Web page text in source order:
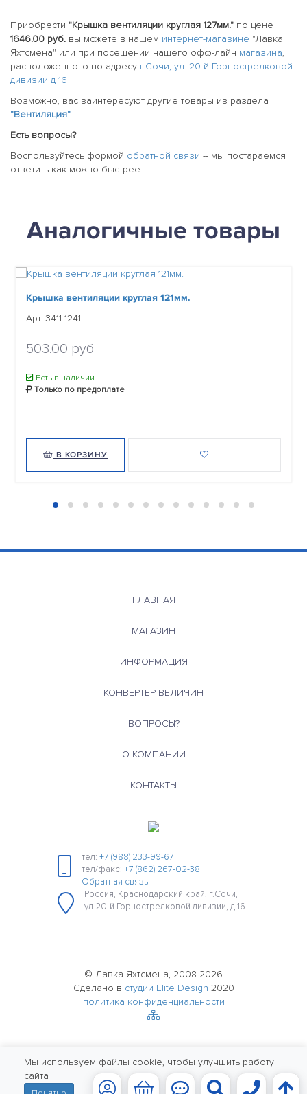
Приобрести "Крышка вентиляции круглая 127мм." по цене
1646.00 руб. вы можете в нашем интернет-магазине "Лавка
Яхтсмена" или при посещении нашего офф-лайн магазина,
расположенного по адресу г.Сочи, ул. 20-й Горнострелковой
дивизии д 16
Возможно, вас заинтересуют другие товары из раздела
"Вентиляция"
Есть вопросы?
Воспользуйтесь формой обратной связи -- мы постараемся
ответить как можно быстрее
Аналогичные товары
Крышка вентиляции круглая 121мм.
Арт. 3411-1241
503.00 руб
Есть в наличии
Только по предоплате
В КОРЗИНУ
ГЛАВНАЯ
МАГАЗИН
ИНФОРМАЦИЯ
КОНВЕРТЕР ВЕЛИЧИН
ВОПРОСЫ?
О КОМПАНИИ
КОНТАКТЫ
тел: +7 (988) 233-99-67
тел/факс: +7 (862) 267-02-38
Обратная связь
Россия, Краснодарский край, г.Сочи,
ул.20-й Горнострелковой дивизии, д 16
© Лавка Яхтсмена, 2008-2026
Сделано в студии Elite Design 2020
политика конфиденциальности
Мы используем файлы cookie, чтобы улучшить работу
сайта